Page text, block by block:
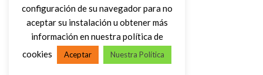
VOLVER AL INICIO
configuración de su navegador para no
aceptar su instalación u obtener más
información en nuestra política de
cookies
Aceptar Nuestra Política